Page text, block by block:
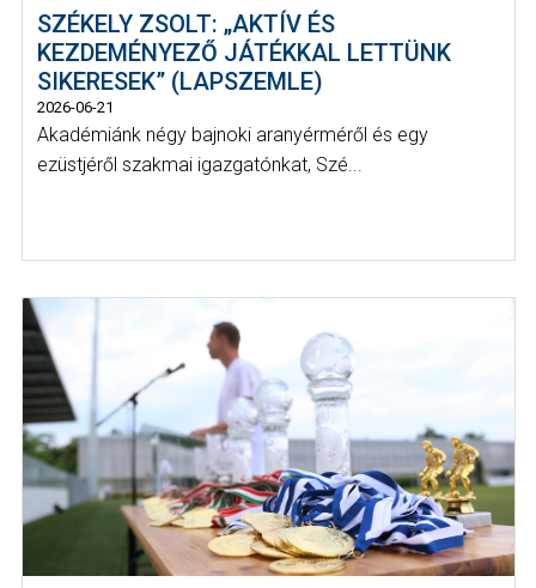
SZÉKELY ZSOLT: „AKTÍV ÉS
KEZDEMÉNYEZŐ JÁTÉKKAL LETTÜNK
SIKERESEK” (LAPSZEMLE)
2026-06-21
Akadémiánk négy bajnoki aranyérméről és egy
ezüstjéről szakmai igazgatónkat, Szé...